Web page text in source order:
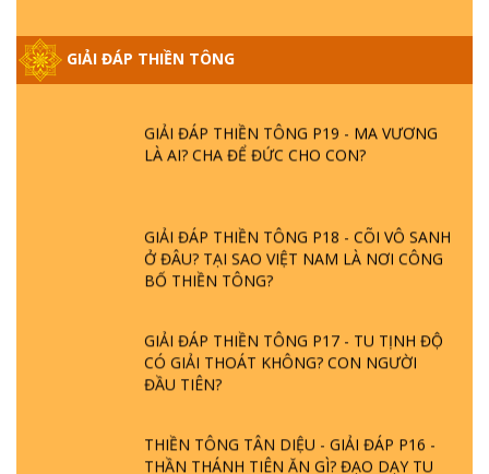
GIẢI ĐÁP THIỀN TÔNG
DO ĐÂU MÀ CÓ?
LÀ AI? CHA ĐỂ ĐỨC CHO CON?
Ở ĐÂU? TẠI SAO VIỆT NAM LÀ NƠI CÔNG
BỐ THIỀN TÔNG?
CÓ GIẢI THOÁT KHÔNG? CON NGƯỜI
ĐẦU TIÊN?
THẦN THÁNH TIÊN ĂN GÌ? ĐẠO DẠY TU
ĐỂ LÀM SÚC SINH?